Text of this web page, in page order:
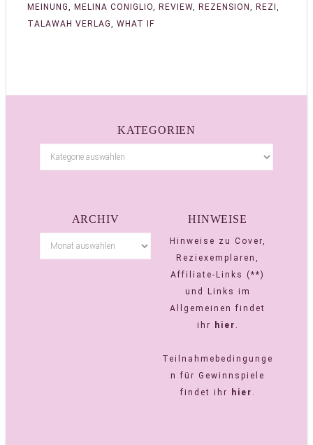
MEINUNG, MELINA CONIGLIO, REVIEW, REZENSION , REZI ,
TALAWAH VERLAG, WHAT IF
KATEGORIEN
ARCHIV HINWEISE
Hinweise zu Cover,
Reziexemplaren,
Affiliate-Links (**)
und Links im
Allgemeinen findet
ihr
hier .
Teilnahmebedingunge
n für Gewinnspiele
findet ihr
hier .